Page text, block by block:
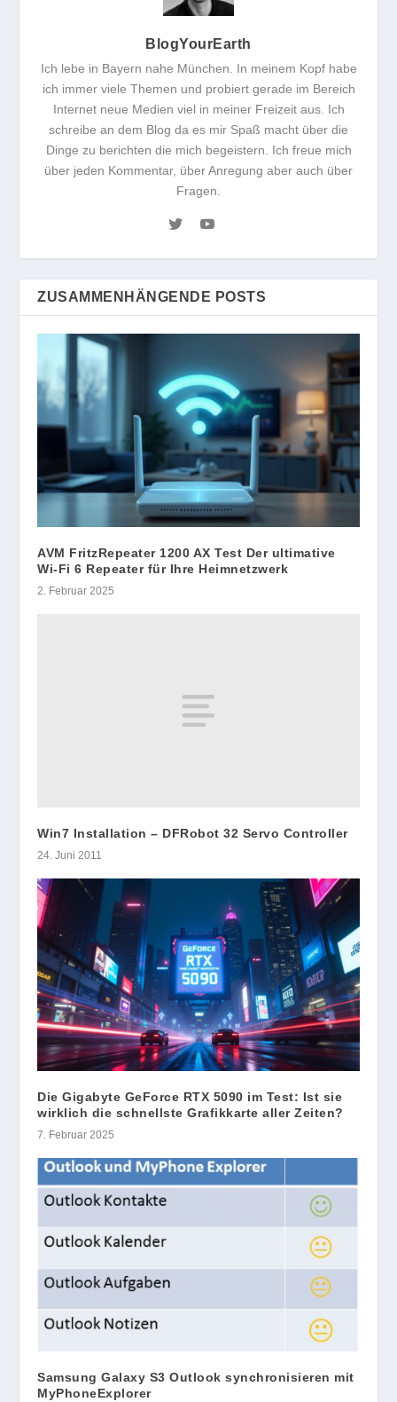
BlogYourEarth
Ich lebe in Bayern nahe München. In meinem Kopf habe
ich immer viele Themen und probiert gerade im Bereich
Internet neue Medien viel in meiner Freizeit aus. Ich
schreibe an dem Blog da es mir Spaß macht über die
Dinge zu berichten die mich begeistern. Ich freue mich
über jeden Kommentar, über Anregung aber auch über
Fragen.
ZUSAMMENHÄNGENDE POSTS
AVM FritzRepeater 1200 AX Test Der ultimative
Wi-Fi 6 Repeater für Ihre Heimnetzwerk
2. Februar 2025
Win7 Installation – DFRobot 32 Servo Controller
24. Juni 2011
Die Gigabyte GeForce RTX 5090 im Test: Ist sie
wirklich die schnellste Grafikkarte aller Zeiten?
7. Februar 2025
Samsung Galaxy S3 Outlook synchronisieren mit
MyPhoneExplorer